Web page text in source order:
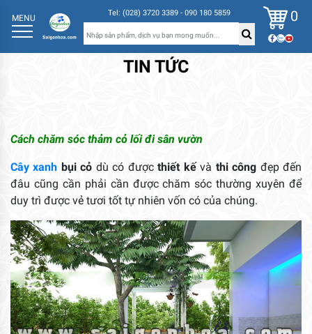
MENU Tel: (028) 3720 3389 - 090 180 5859 0
TIN TỨC
Cách chăm sóc thảm cỏ lối đi sân vườn
Cây xanh bụi cỏ dù có đượcthiết kếvà thi công đẹp đến
đâu cũng cần phải cần được chăm sóc thường xuyên để
duy trì được vẻ tươi tốt tự nhiên vốn có của chúng.